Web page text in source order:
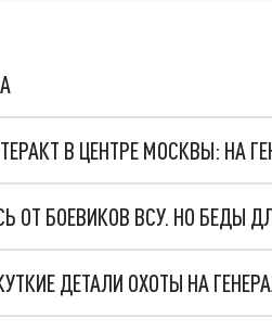
В ЦЕНТРЕ МОСКВЫ: НА
ОТ БОЕВИКОВ ВСУ. НО БЕДЫ